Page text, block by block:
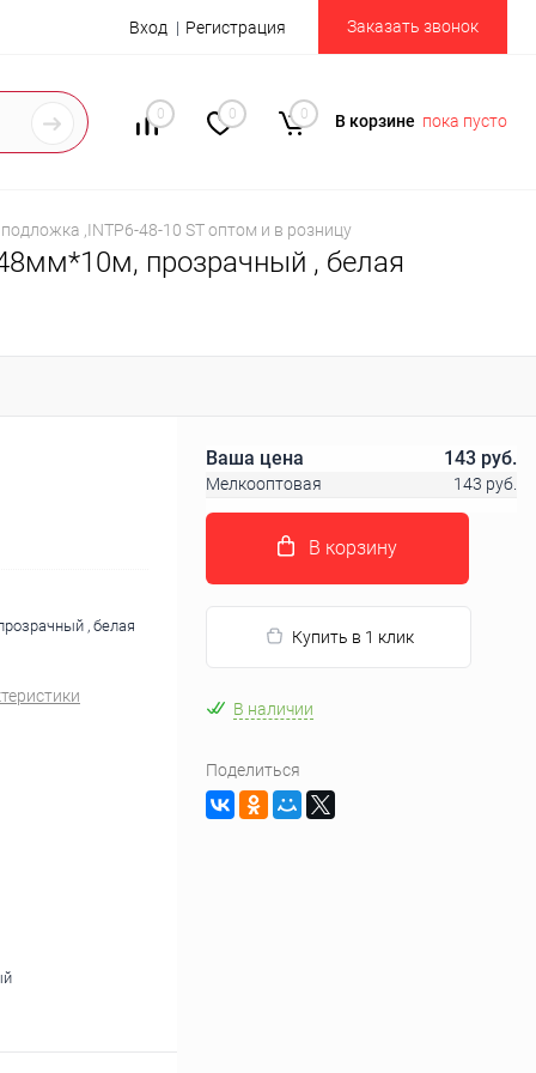
Вход Регистрация Заказать звонок
0 0 0 В корзине пока пусто
,INTP6-48-10 ST оптом и в розницу
прозрачный , белая
, белая
Ваша цена 143 руб.
Мелкооптовая 143 руб.
В корзину
Купить в 1 клик
В наличии
Поделиться